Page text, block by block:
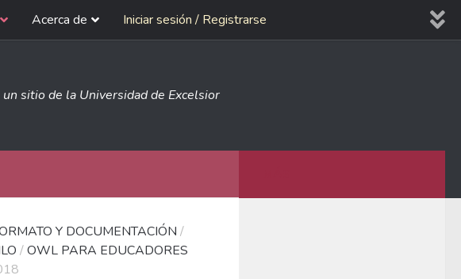
Acerca de Iniciar sesión / Registrarse
un sitio de la Universidad de Excelsior
Y DOCUMENTACIÓN /
/OWL PARA EDUCADORES